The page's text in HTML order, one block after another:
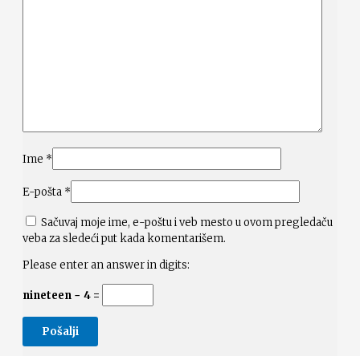
Ime *
E-pošta *
Sačuvaj moje ime, e-poštu i veb mesto u ovom pregledaču
veba za sledeći put kada komentarišem.
Please enter an answer in digits:
nineteen − 4 =